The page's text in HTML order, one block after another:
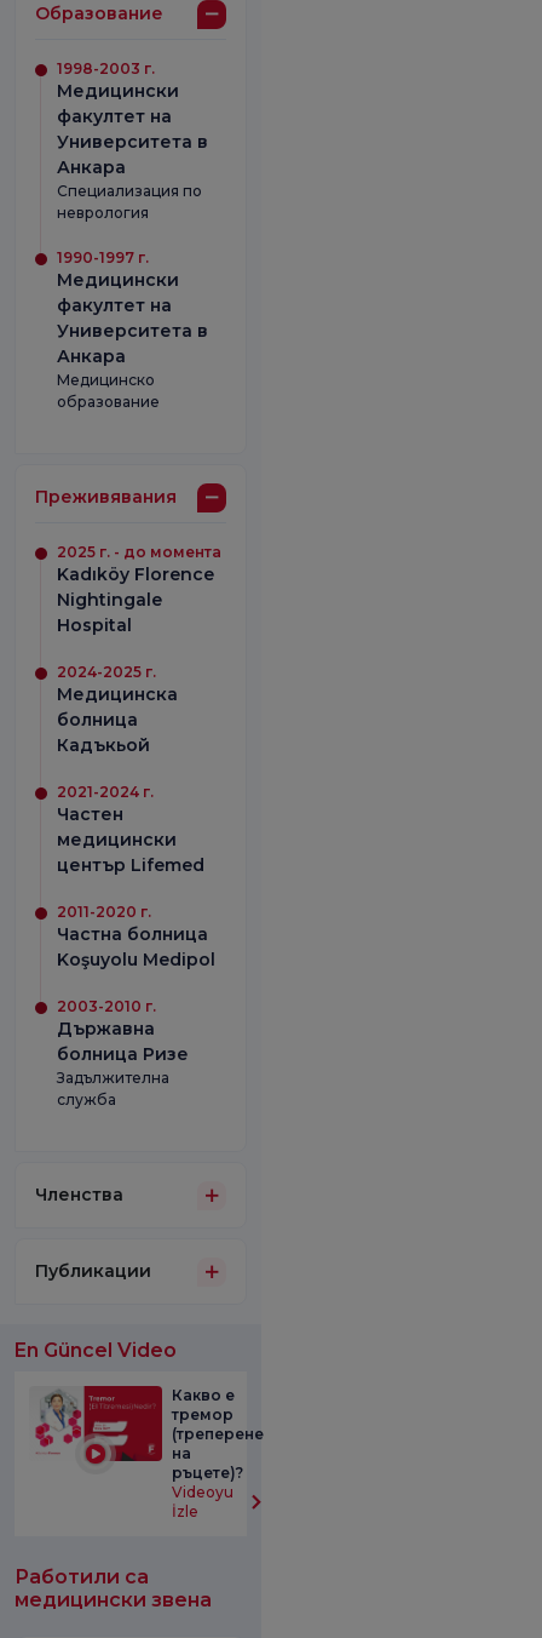
Образование
1998-2003 г.
Медицински
факултет на
Университета в
Анкара
Специализация по
неврология
1990-1997 г.
Медицински
факултет на
Университета в
Анкара
Медицинско
образование
Преживявания
2025 г. - до момента
Kadıköy Florence
Nightingale
Hospital
2024-2025 г.
Медицинска
болница
Кадъкьой
2021-2024 г.
Частен
медицински
център Lifemed
2011-2020 г.
Частна болница
Koşuyolu Medipol
2003-2010 г.
Държавна
болница Ризе
Задължителна
служба
Членства
Публикации
En Güncel Video
Какво е
тремор
(треперене
на
ръцете)?
Videoyu
İzle
Работили са
медицински звена